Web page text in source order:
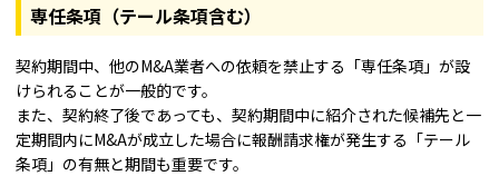
専任条項（テール条項含む）
契約期間中、他のM&A業者への依頼を禁止する「専任条項」が設
けられることが一般的です。
また、契約終了後であっても、契約期間中に紹介された候補先と一
定期間内にM&Aが成立した場合に報酬請求権が発生する「テール
条項」の有無と期間も重要です。